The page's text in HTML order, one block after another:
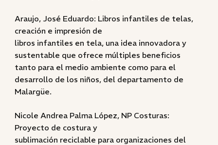
Araujo, José Eduardo: Libros infantiles de telas,
creación e impresión de
libros infantiles en tela, una idea innovadora y
sustentable que ofrece múltiples beneficios
tanto para el medio ambiente como para el
desarrollo de los niños, del departamento de
Malargüe.
Nicole Andrea Palma López, NP Costuras:
Proyecto de costura y
sublimación reciclable para organizaciones del